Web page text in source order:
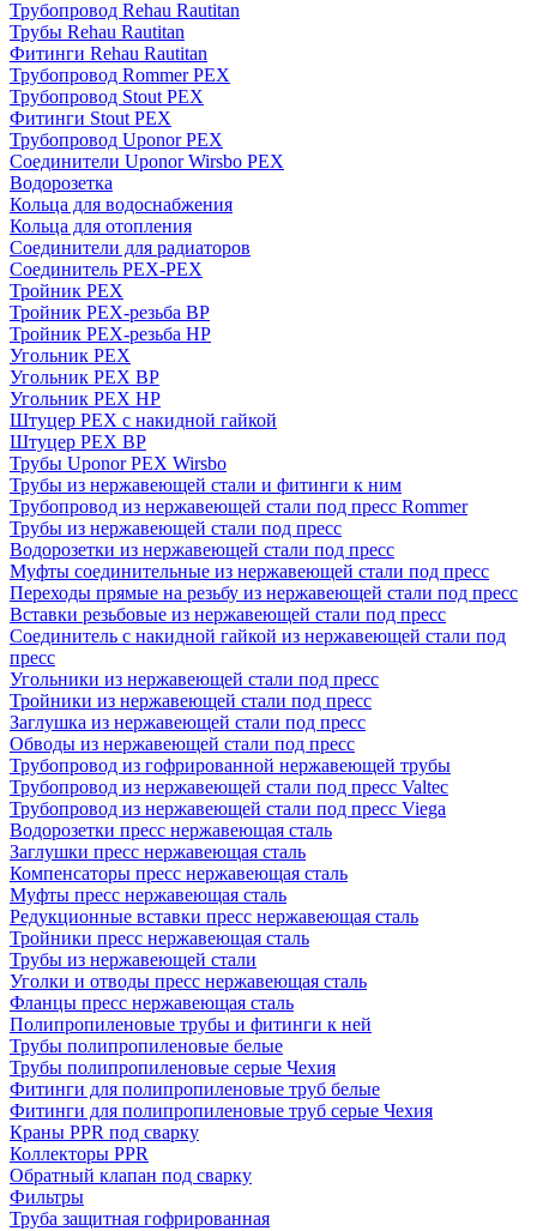
Трубопровод Rehau Rautitan
Трубы Rehau Rautitan
Фитинги Rehau Rautitan
Трубопровод Rommer PEX
Трубопровод Stout PEX
Фитинги Stout PEX
Трубопровод Uponor PEX
Соединители Uponor Wirsbo PEX
Водорозетка
Кольца для водоснабжения
Кольца для отопления
Соединители для радиаторов
Соединитель PEX-PEX
Тройник PEX
Тройник PEX-резьба ВР
Тройник PEX-резьба НР
Угольник PEX
Угольник PEX ВР
Угольник PEX НР
Штуцер PEX c накидной гайкой
Штуцер PEX ВР
Трубы Uponor PEX Wirsbo
Трубы из нержавеющей стали и фитинги к ним
Трубопровод из нержавеющей стали под пресс Rommer
Трубы из нержавеющей стали под пресс
Водорозетки из нержавеющей стали под пресс
Муфты соединительные из нержавеющей стали под пресс
Переходы прямые на резьбу из нержавеющей стали под пресс
Вставки резьбовые из нержавеющей стали под пресс
Соединитель с накидной гайкой из нержавеющей стали под
пресс
Угольники из нержавеющей стали под пресс
Тройники из нержавеющей стали под пресс
Заглушка из нержавеющей стали под пресс
Обводы из нержавеющей стали под пресс
Трубопровод из гофрированной нержавеющей трубы
Трубопровод из нержавеющей стали под пресс Valtec
Трубопровод из нержавеющей стали под пресс Viega
Водорозетки пресс нержавеющая сталь
Заглушки пресс нержавеющая сталь
Компенсаторы пресс нержавеющая сталь
Муфты пресс нержавеющая сталь
Редукционные вставки пресс нержавеющая сталь
Тройники пресс нержавеющая сталь
Трубы из нержавеющей стали
Уголки и отводы пресс нержавеющая сталь
Фланцы пресс нержавеющая сталь
Полипропиленовые трубы и фитинги к ней
Трубы полипропиленовые белые
Трубы полипропиленовые серые Чехия
Фитинги для полипропиленовые труб белые
Фитинги для полипропиленовые труб серые Чехия
Краны PPR под сварку
Коллекторы PPR
Обратный клапан под сварку
Фильтры
Труба защитная гофрированная